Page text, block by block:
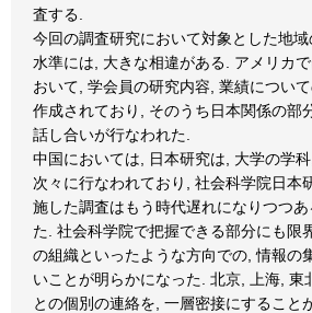
査する.
今回の調査研究において対象とした地域
水準には, 大きな相違がある. アメリカ
おいて, 学会員の研究内容, 業績につい
作成されており, そのうち日本関係の部
話し合いが行なわれた.
中国においては, 日本研究は, 大学の学
次々に行なわれており, 社会科学院日本
施した調査はもう時代遅れになりつつ
た. 社会科学院で把握できる部分にも限
の組織といったような方向での, 情報の
いことが明らかになった. 北京, 上海, 東
との個別の連絡を, 一層密接にすること